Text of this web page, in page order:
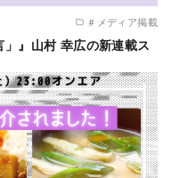
＃メディア掲載
』山村 幸広の新連載ス